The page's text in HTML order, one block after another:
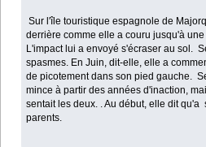
Sur l'île touristique espagnole de
derrière comme elle a couru jusqu'à
L'impact lui a envoyé s'écraser au sol.
spasmes. En Juin, dit-elle, elle a
de picotement dans son pied gauche.
mince à partir des années d'inaction,
sentait les deux. . Au début, elle dit
parents.